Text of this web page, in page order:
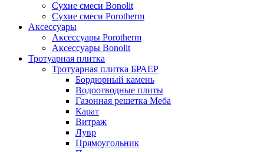
Сухие смеси Bonolit
Сухие смеси Porotherm
Аксессуары
Аксессуары Porotherm
Аксессуары Bonolit
Тротуарная плитка
Тротуарная плитка БРАЕР
Бордюрный камень
Водоотводные плиты
Газонная решетка Меба
Карат
Витраж
Лувр
Прямоугольник